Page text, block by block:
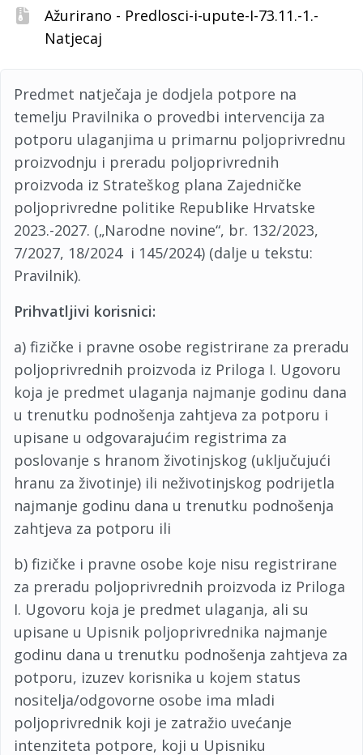
Ažurirano - Predlosci-i-upute-I-73.11.-1.-
Natjecaj
Predmet natječaja je dodjela potpore na
temelju Pravilnika o provedbi intervencija za
potporu ulaganjima u primarnu poljoprivrednu
proizvodnju i preradu poljoprivrednih
proizvoda iz Strateškog plana Zajedničke
poljoprivredne politike Republike Hrvatske
2023.-2027. („Narodne novine“, br. 132/2023,
7/2027, 18/2024 i 145/2024) (dalje u tekstu:
Pravilnik).
Prihvatljivi korisnici:
a) fizičke i pravne osobe registrirane za preradu
poljoprivrednih proizvoda iz Priloga I. Ugovoru
koja je predmet ulaganja najmanje godinu dana
u trenutku podnošenja zahtjeva za potporu i
upisane u odgovarajućim registrima za
poslovanje s hranom životinjskog (uključujući
hranu za životinje) ili neživotinjskog podrijetla
najmanje godinu dana u trenutku podnošenja
zahtjeva za potporu ili
b) fizičke i pravne osobe koje nisu registrirane
za preradu poljoprivrednih proizvoda iz Priloga
I. Ugovoru koja je predmet ulaganja, ali su
upisane u Upisnik poljoprivrednika najmanje
godinu dana u trenutku podnošenja zahtjeva za
potporu, izuzev korisnika u kojem status
nositelja/odgovorne osobe ima mladi
poljoprivrednik koji je zatražio uvećanje
intenziteta potpore, koji u Upisniku